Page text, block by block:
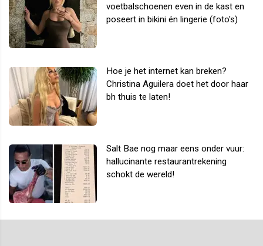
voetbalschoenen even in de kast en
poseert in bikini én lingerie (foto's)
Hoe je het internet kan breken?
Christina Aguilera doet het door haar
bh thuis te laten!
Salt Bae nog maar eens onder vuur:
hallucinante restaurantrekening
schokt de wereld!